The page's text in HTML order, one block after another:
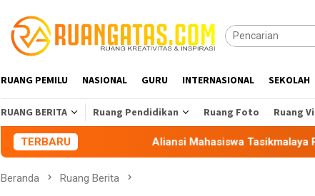
RUANG PEMILU NASIONAL GURU INTERNASIONAL SEKOLAH
RUANG BERITA Ruang Pendidikan Ruang Foto Ruang
TERBARUAliansi Mahasiswa Tasikmalaya Peringatkan
Beranda Ruang Berita